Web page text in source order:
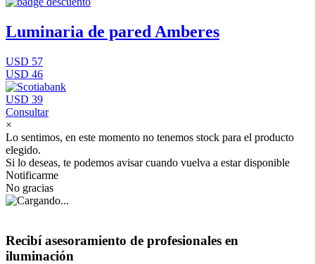
Luminaria de pared Amberes
USD 57
USD 46
USD 39
Consultar
×
Lo sentimos, en este momento no tenemos stock para el producto
elegido.
Si lo deseas, te podemos avisar cuando vuelva a estar disponible
Notificarme
No gracias
Recibí asesoramiento de profesionales en
iluminación